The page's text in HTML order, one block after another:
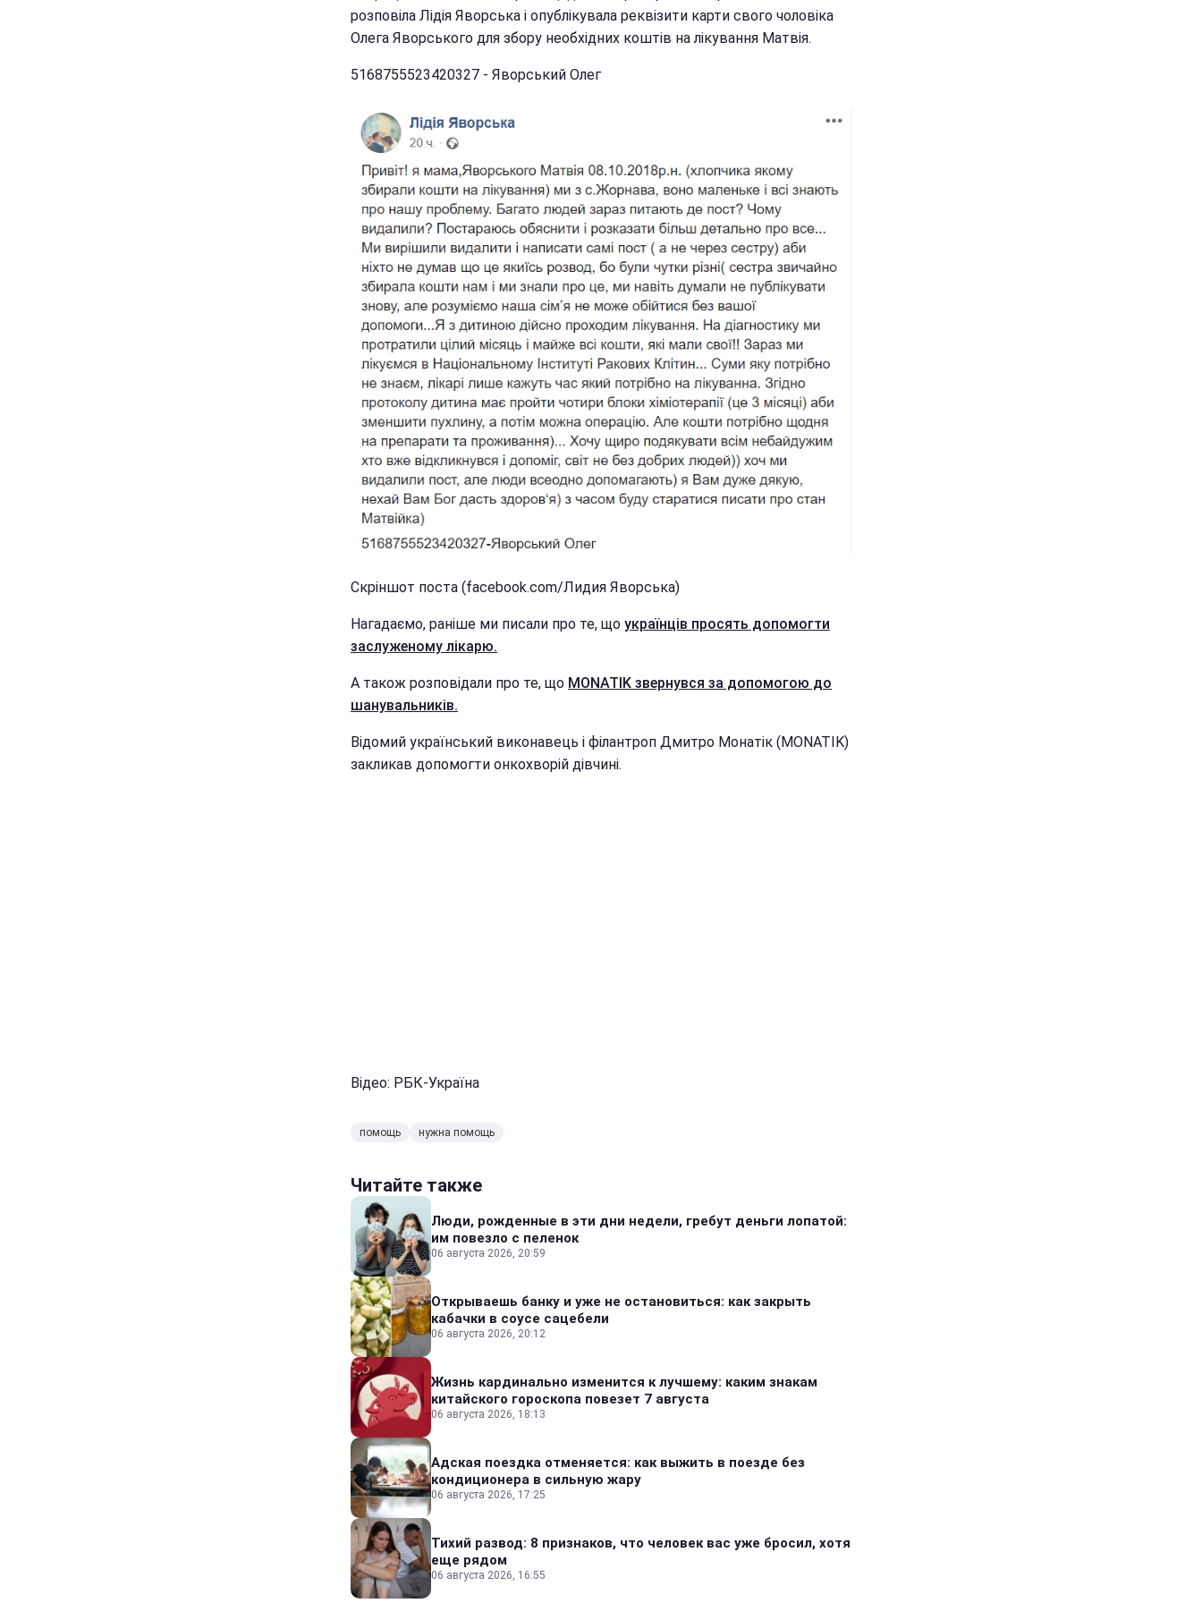
розповіла Лідія Яворська і опублікувала реквізити карти свого чоловіка
Олега Яворського для збору необхідних коштів на лікування Матвія.
5168755523420327 - Яворський Олег
Скріншот поста (facebook.com/Лидия Яворська)
Нагадаємо, раніше ми писали про те, що українців просять допомогти
заслуженому лікарю.
А також розповідали про те, що MONATIK звернувся за допомогою до
шанувальників.
Відомий український виконавець і філантроп Дмитро Монатік (MONATIK)
закликав допомогти онкохворій дівчині.
Відео: РБК-Україна
помощь нужна помощь
Читайте также
Люди, рожденные в эти дни недели, гребут деньги лопатой:
им повезло с пеленок
06 августа 2026, 20:59
Открываешь банку и уже не остановиться: как закрыть
кабачки в соусе сацебели
06 августа 2026, 20:12
Жизнь кардинально изменится к лучшему: каким знакам
китайского гороскопа повезет 7 августа
06 августа 2026, 18:13
Адская поездка отменяется: как выжить в поезде без
кондиционера в сильную жару
06 августа 2026, 17:25
Тихий развод: 8 признаков, что человек вас уже бросил, хотя
еще рядом
06 августа 2026, 16:55